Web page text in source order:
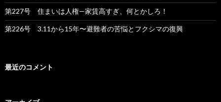
第227号 住まいは人権—家賃高すぎ、何とかしろ！
第226号 3.11から15年〜避難者の苦悩とフクシマの復興
最近のコメント